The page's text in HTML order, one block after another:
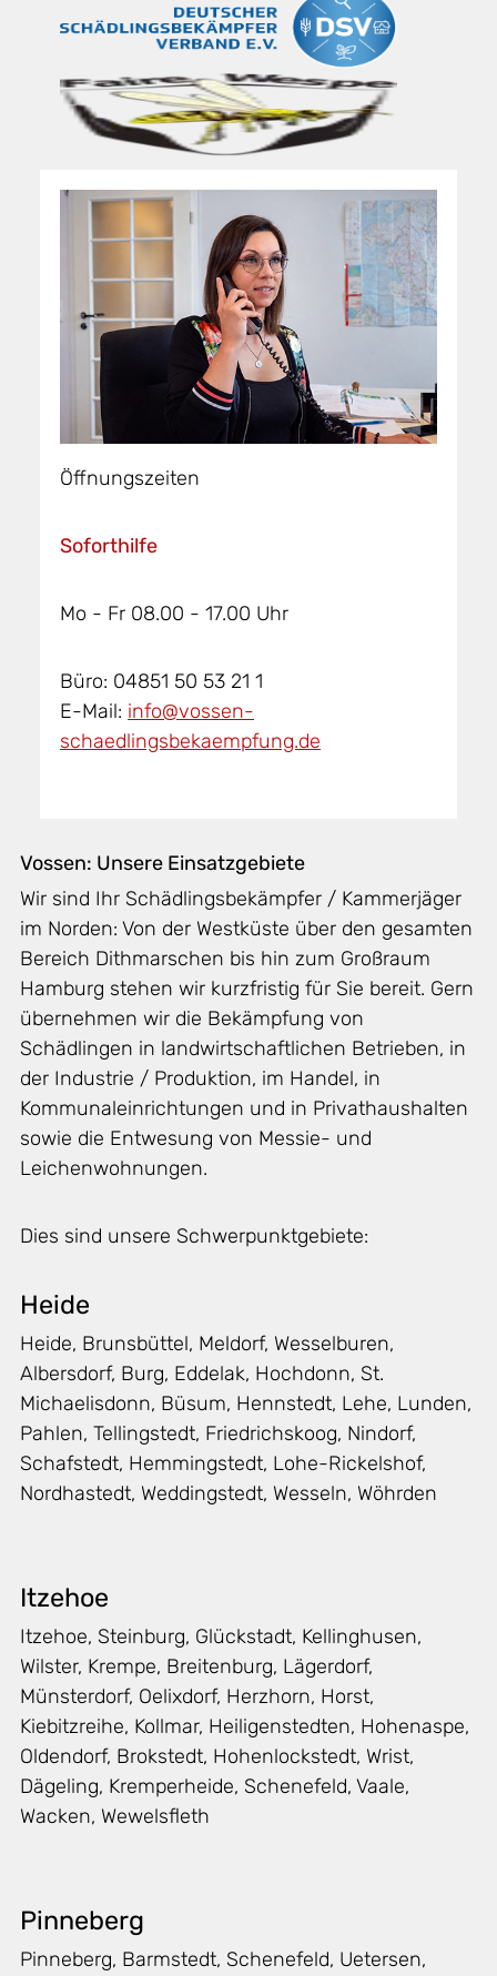
Öffnungszeiten
Soforthilfe
Mo - Fr 08.00 - 17.00 Uhr
Büro: 04851 50 53 21 1
E-Mail: info@vossen-
schaedlingsbekaempfung.de
Vossen: Unsere Einsatzgebiete
Wir sind Ihr Schädlingsbekämpfer / Kammerjäger
im Norden: Von der Westküste über den gesamten
Bereich Dithmarschen bis hin zum Großraum
Hamburg stehen wir kurzfristig für Sie bereit. Gern
übernehmen wir die Bekämpfung von
Schädlingen in landwirtschaftlichen Betrieben, in
der Industrie / Produktion, im Handel, in
Kommunaleinrichtungen und in Privathaushalten
sowie die Entwesung von Messie- und
Leichenwohnungen.
Dies sind unsere Schwerpunktgebiete:
Heide
Heide, Brunsbüttel, Meldorf, Wesselburen,
Albersdorf, Burg, Eddelak, Hochdonn, St.
Michaelisdonn, Büsum, Hennstedt, Lehe, Lunden,
Pahlen, Tellingstedt, Friedrichskoog, Nindorf,
Schafstedt, Hemmingstedt, Lohe-Rickelshof,
Nordhastedt, Weddingstedt, Wesseln, Wöhrden
Itzehoe
Itzehoe, Steinburg, Glückstadt, Kellinghusen,
Wilster, Krempe, Breitenburg, Lägerdorf,
Münsterdorf, Oelixdorf, Herzhorn, Horst,
Kiebitzreihe, Kollmar, Heiligenstedten, Hohenaspe,
Oldendorf, Brokstedt, Hohenlockstedt, Wrist,
Dägeling, Kremperheide, Schenefeld, Vaale,
Wacken, Wewelsfleth
Pinneberg
Pinneberg, Barmstedt, Schenefeld, Uetersen,